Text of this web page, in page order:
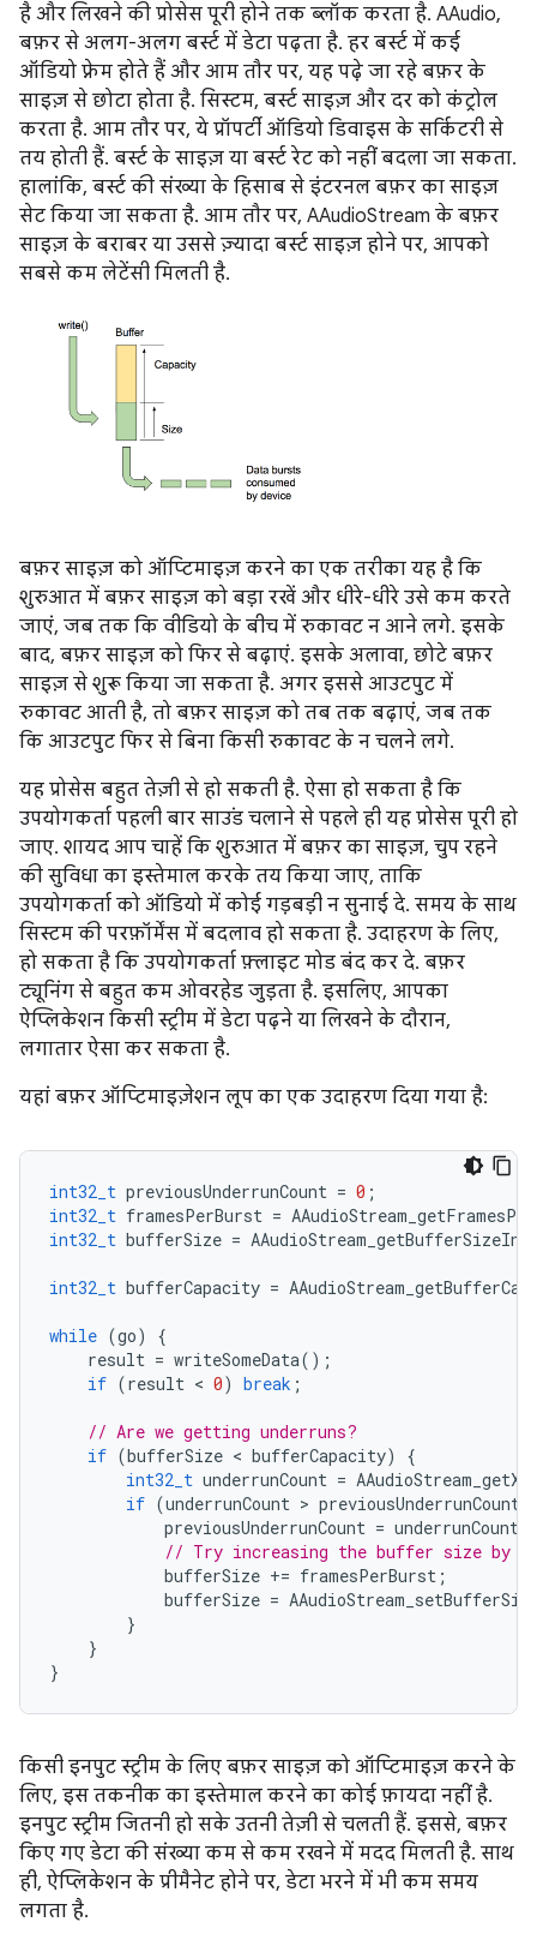
है और लिखने की प्रोसेस पूरी होने तक ब्लॉक करता है. AAudio,
बफ़र से अलग-अलग बर्स्ट में डेटा पढ़ता है. हर बर्स्ट में कई
ऑडियो फ़्रेम होते हैं और आम तौर पर, यह पढ़े जा रहे बफ़र के
साइज़ से छोटा होता है. सिस्टम, बर्स्ट साइज़ और दर को कंट्रोल
करता है. आम तौर पर, ये प्रॉपर्टी ऑडियो डिवाइस के सर्किटरी से
तय होती हैं. बर्स्ट के साइज़ या बर्स्ट रेट को नहीं बदला जा सकता.
हालांकि, बर्स्ट की संख्या के हिसाब से इंटरनल बफ़र का साइज़
सेट किया जा सकता है. आम तौर पर, AAudioStream के बफ़र
साइज़ के बराबर या उससे ज़्यादा बर्स्ट साइज़ होने पर, आपको
सबसे कम लेटेंसी मिलती है.
बफ़र साइज़ को ऑप्टिमाइज़ करने का एक तरीका यह है कि
शुरुआत में बफ़र साइज़ को बड़ा रखें और धीरे-धीरे उसे कम करते
जाएं, जब तक कि वीडियो के बीच में रुकावट न आने लगे. इसके
बाद, बफ़र साइज़ को फिर से बढ़ाएं. इसके अलावा, छोटे बफ़र
साइज़ से शुरू किया जा सकता है. अगर इससे आउटपुट में
रुकावट आती है, तो बफ़र साइज़ को तब तक बढ़ाएं, जब तक
कि आउटपुट फिर से बिना किसी रुकावट के न चलने लगे.
यह प्रोसेस बहुत तेज़ी से हो सकती है. ऐसा हो सकता है कि
उपयोगकर्ता पहली बार साउंड चलाने से पहले ही यह प्रोसेस पूरी हो
जाए. शायद आप चाहें कि शुरुआत में बफ़र का साइज़, चुप रहने
की सुविधा का इस्तेमाल करके तय किया जाए, ताकि
उपयोगकर्ता को ऑडियो में कोई गड़बड़ी न सुनाई दे. समय के साथ
सिस्टम की परफ़ॉर्मेंस में बदलाव हो सकता है. उदाहरण के लिए,
हो सकता है कि उपयोगकर्ता फ़्लाइट मोड बंद कर दे. बफ़र
ट्यूनिंग से बहुत कम ओवरहेड जुड़ता है. इसलिए, आपका
ऐप्लिकेशन किसी स्ट्रीम में डेटा पढ़ने या लिखने के दौरान,
लगातार ऐसा कर सकता है.
यहां बफ़र ऑप्टिमाइज़ेशन लूप का एक उदाहरण दिया गया है:
int32_t previousUnderrunCount = 0 ;
int32_t framesPerBurst =
int32_t bufferSize =
int32_t bufferCapacity =
while (go)
{
result = writeSomeData();
if (result < 0) break ;
// Are we getting underruns?
if (bufferSize < bufferCapacity)
{
int32_t underrunCount =
if (underrunCount > previousUnderrunCount
previousUnderrunCount = underrunCount
// Try increasing the buffer size by
bufferSize += framesPerBurst ;
bufferSize =
}
}
}
किसी इनपुट स्ट्रीम के लिए बफ़र साइज़ को ऑप्टिमाइज़ करने के
लिए, इस तकनीक का इस्तेमाल करने का कोई फ़ायदा नहीं है.
इनपुट स्ट्रीम जितनी हो सके उतनी तेज़ी से चलती हैं. इससे, बफ़र
किए गए डेटा की संख्या कम से कम रखने में मदद मिलती है. साथ
ही, ऐप्लिकेशन के प्रीमैनेट होने पर, डेटा भरने में भी कम समय
लगता है.